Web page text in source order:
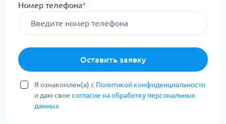
Номер телефона*
Оставить заявку
Я ознакомлен(а) с Политикой конфиденциальности
и даю свое согласие на обработку персональных
данных